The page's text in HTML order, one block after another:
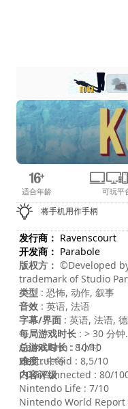
适合年龄 可玩平
将手机用作手柄
发行商： Ravenscourt
开发商： Parabole
版权方： ©Developed
trademark of Studio
logos and copyrights
owners. All rights
类型 : 恐怖, 动作, 叙事
音效 : 英语, 法语
字幕/界面 : 英语, 法语,
每局游戏时长 : > 30 分钟
总游戏时长: 8小时
难度: 中等
内容评级:
Game Grin : 10/10
Destructoid : 8,5/10
COG Connected : 80/
Nintendo Life : 7/10
Nintendo World Report